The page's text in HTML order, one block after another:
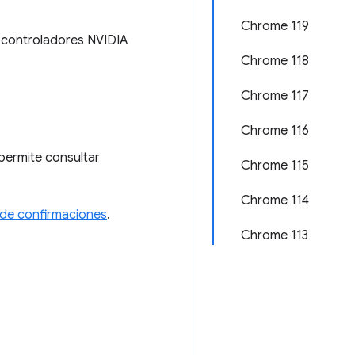
Chrome 119
Chrome 118
Chrome 117
Chrome 116
Chrome 115
Chrome 114
Chrome 113
NVIDIA
consultar
confirmaciones.